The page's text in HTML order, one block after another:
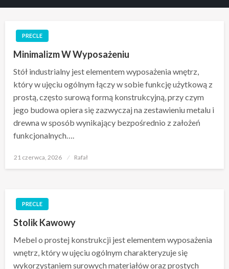
PRECLE
Minimalizm W Wyposażeniu
Stół industrialny jest elementem wyposażenia wnętrz,
który w ujęciu ogólnym łączy w sobie funkcję użytkową z
prostą, często surową formą konstrukcyjną, przy czym
jego budowa opiera się zazwyczaj na zestawieniu metalu i
drewna w sposób wynikający bezpośrednio z założeń
funkcjonalnych….
Opublikowane
21 czerwca, 2026 Rafał
PRECLE
Stolik Kawowy
Mebel o prostej konstrukcji jest elementem wyposażenia
wnętrz, który w ujęciu ogólnym charakteryzuje się
wykorzystaniem surowych materiałów oraz prostych